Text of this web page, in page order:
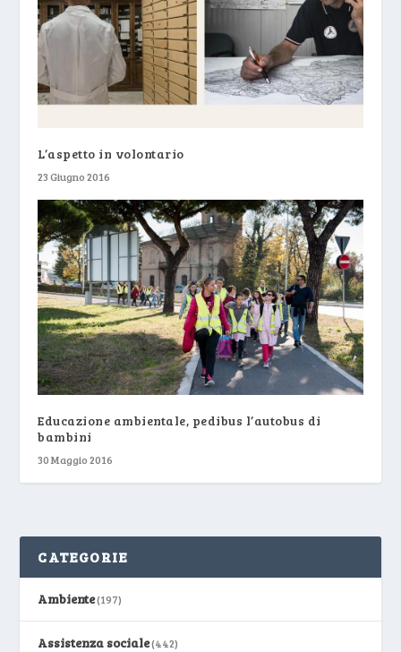
L’aspetto in volontario
23 Giugno 2016
Educazione ambientale, pedibus l’autobus di
bambini
30 Maggio 2016
CATEGORIE
Ambiente(197)
Assistenza sociale(442)